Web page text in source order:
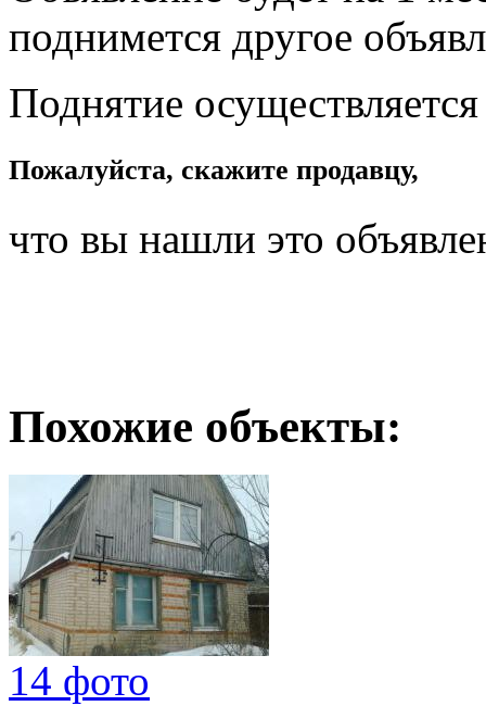
поднимется другое
Поднятие
Пожалуйста, скажите продавцу,
что вы нашли это
Похожие объекты:
14 фото